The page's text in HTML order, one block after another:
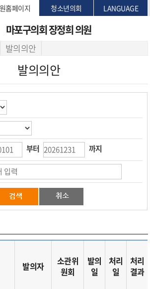
홈페이지 청소년의회 LANGUAGE
마포구의회장정희 의원
발의의안
발의의안
부터
까지
발의자
소관위
원회
발의
일
처리
일
처리
결과